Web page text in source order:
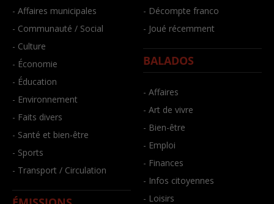
- Affaires municipales
- Communauté / Social
- Culture
- Économie
- Éducation
- Environnement
- Faits divers
- Santé et bien-être
- Sports
- Transport / Circulation
- Décompte franco
- Joué récemment
BALADOS
- Affaires
- Art de vivre
- Bien-être
- Emploi
- Finances
- Infos citoyennes
- Loisirs